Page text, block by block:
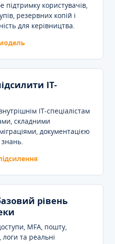
підтримку користувачів,
резервних копій і
для керівництва.
IT-
IT-спеціалістам
складними
документацією
рівень
MFA, пошту,
логи та реальні